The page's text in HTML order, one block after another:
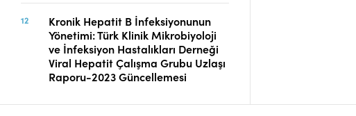
Kronik Hepatit B İnfeksiyonunun
Yönetimi: Türk Klinik Mikrobiyoloji
ve İnfeksiyon Hastalıkları Derneği
Viral Hepatit Çalışma Grubu Uzlaşı
Raporu-2023 Güncellemesi